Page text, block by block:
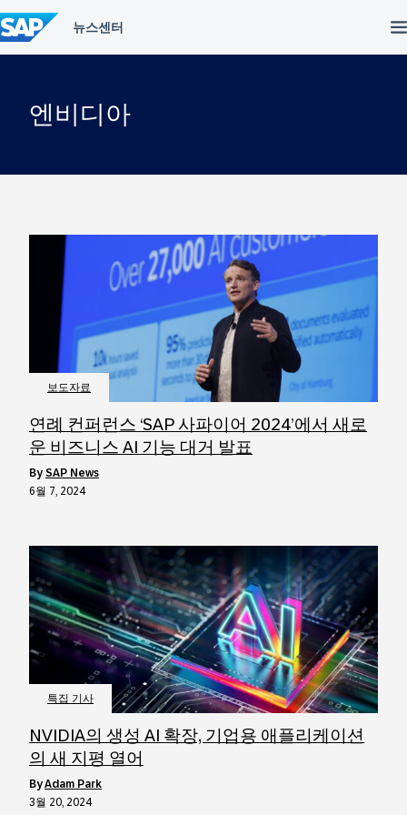
텐
츠
건
엔비디아
보도자료
연례 컨퍼런스 ‘SAP 사파이어 2024’에서 새로
운 비즈니스 AI 기능 대거 발표
by SAP News
6월 7, 2024
특집 기사
NVIDIA의 생성 AI 확장, 기업용 애플리케이션
의 새 지평 열어
byAdam Park
3월 20, 2024